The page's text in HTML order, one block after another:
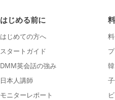
はじめる前に
はじめての方へ
スタートガイド
DMM英会話の強み
日本人講師
モニターレポート